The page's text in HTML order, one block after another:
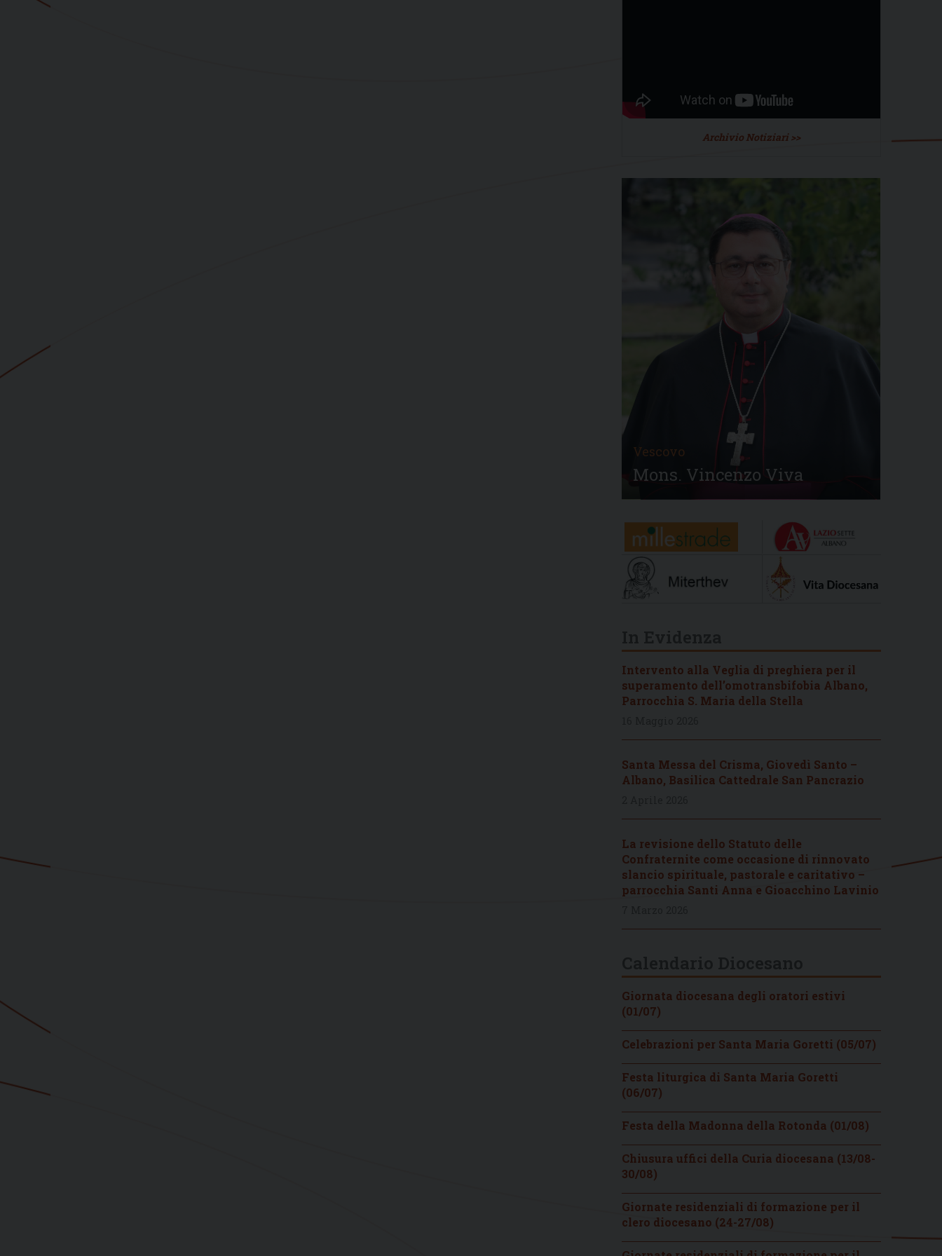
Archivio Notiziari >>
Vescovo
Mons. Vincenzo Viva
Intervento alla Veglia di preghiera per il
superamento dell’omotransbifobia Albano,
Parrocchia S. Maria della Stella
Santa Messa del Crisma, Giovedì Santo –
Albano, Basilica Cattedrale San Pancrazio
La revisione dello Statuto delle
Confraternite come occasione di rinnovato
slancio spirituale, pastorale e caritativo –
parrocchia Santi Anna e Gioacchino Lavinio
Giornata diocesana degli oratori estivi
(01/07)
Celebrazioni per Santa Maria Goretti (05/07)
Festa liturgica di Santa Maria Goretti
(06/07)
Festa della Madonna della Rotonda (01/08)
Chiusura uffici della Curia diocesana (13/08-
30/08)
Giornate residenziali di formazione per il
clero diocesano (24-27/08)